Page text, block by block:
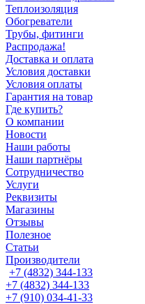
Теплоизоляция
Обогреватели
Трубы, фитинги
Распродажа!
Доставка и оплата
Условия доставки
Условия оплаты
Гарантия на товар
Где купить?
О компании
Новости
Наши работы
Наши партнёры
Сотрудничество
Услуги
Реквизиты
Магазины
Отзывы
Полезное
Статьи
Производители
+7 (4832) 344-133
+7 (4832) 344-133
+7 (910) 034-41-33